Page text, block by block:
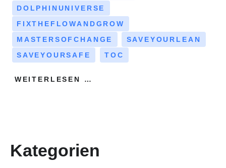
DOLPHINUNIVERSE
FIXTHEFLOWANDGROW
MASTERSOFCHANGE
SAVEYOURLEAN
SAVEYOURSAFE
TOC
WEITERLESEN …
Kategorien